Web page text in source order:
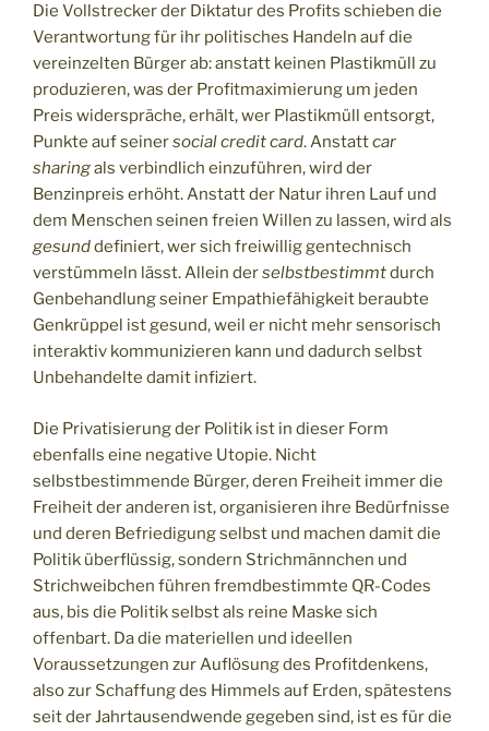
Die Vollstrecker der Diktatur des Profits schieben die
Verantwortung für ihr politisches Handeln auf die
vereinzelten Bürger ab: anstatt keinen Plastikmüll zu
produzieren, was der Profitmaximierung um jeden
Preis widerspräche, erhält, wer Plastikmüll entsorgt,
Punkte auf seinersocial credit card. Anstattcar
sharingals verbindlich einzuführen, wird der
Benzinpreis erhöht. Anstatt der Natur ihren Lauf und
dem Menschen seinen freien Willen zu lassen, wird als
gesunddefiniert, wer sich freiwillig gentechnisch
verstümmeln lässt. Allein derselbstbestimmtdurch
Genbehandlung seiner Empathiefähigkeit beraubte
Genkrüppel ist gesund, weil er nicht mehr sensorisch
interaktiv kommunizieren kann und dadurch selbst
Unbehandelte damit infiziert.
Die Privatisierung der Politik ist in dieser Form
ebenfalls eine negative Utopie. Nicht
selbstbestimmende Bürger, deren Freiheit immer die
Freiheit der anderen ist, organisieren ihre Bedürfnisse
und deren Befriedigung selbst und machen damit die
Politik überflüssig, sondern Strichmännchen und
Strichweibchen führen fremdbestimmte QR-Codes
aus, bis die Politik selbst als reine Maske sich
offenbart. Da die materiellen und ideellen
Voraussetzungen zur Auflösung des Profitdenkens,
also zur Schaffung des Himmels auf Erden, spätestens
seit der Jahrtausendwende gegeben sind, ist es für die